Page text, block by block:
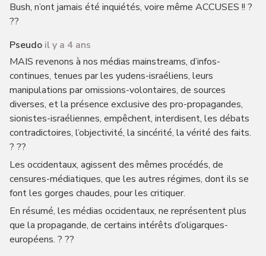
Bush, n’ont jamais été inquiétés, voire même ACCUSES !! ?
??
Pseudo il y a 4 ans
MAIS revenons à nos médias mainstreams, d’infos-
continues, tenues par les yudens-israéliens, leurs
manipulations par omissions-volontaires, de sources
diverses, et la présence exclusive des pro-propagandes,
sionistes-israéliennes, empêchent, interdisent, les débats
contradictoires, l’objectivité, la sincérité, la vérité des faits.
? ??
Les occidentaux, agissent des mêmes procédés, de
censures-médiatiques, que les autres régimes, dont ils se
font les gorges chaudes, pour les critiquer.
En résumé, les médias occidentaux, ne représentent plus
que la propagande, de certains intérêts d’oligarques-
européens. ? ??